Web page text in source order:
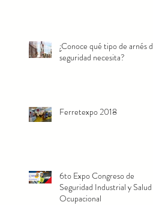
¿Conoce qué tipo de arnés de
seguridad necesita?
Ferretexpo 2018
6to Expo Congreso de
Seguridad Industrial y Salud
Ocupacional